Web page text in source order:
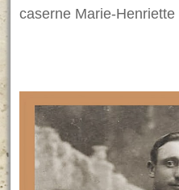
caserne Marie-Henriette